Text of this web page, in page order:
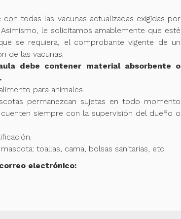
todas las vacunas actualizadas exigidas por
le solicitamos amablemente que esté
se requiera, el comprobante vigente de un
de las vacunas.
debe contener material absorbente o
para animales.
permanezcan sujetas en todo momento
siempre con la supervisión del dueño o
toallas, cama, bolsas sanitarias, etc.
electrónico: